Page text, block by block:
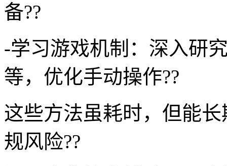
备??
-学习游戏机制：深入研
等，优化手动操作??
这些方法虽耗时，但能
规风险??